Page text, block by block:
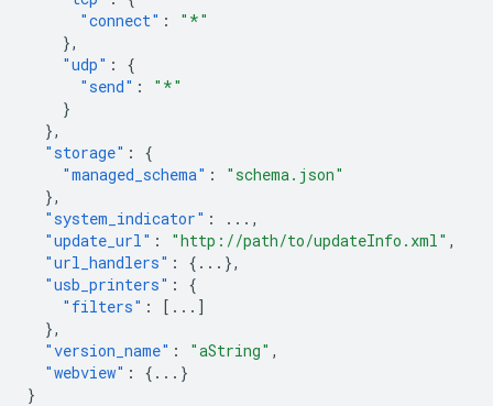
"connect" :
"*"
},
"udp" :
{
"send" :
"*"
}
},
"storage" :
{
"managed_schema" :
"schema.json"
},
"system_indicator" : ... ,
"update_url" : "http://path/to/updateInfo.xml" ,
"url_handlers" : { ... },
"usb_printers" :
{
"filters" : [ ... ]
},
"version_name" : "aString" ,
"webview" : { ... }
}